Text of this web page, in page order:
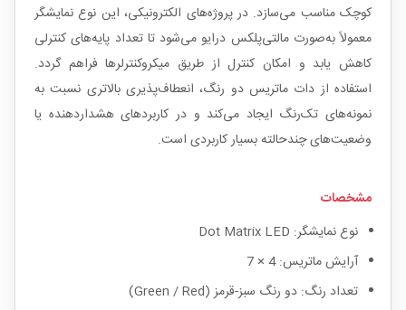
کوچک مناسب می‌سازد. در پروژه‌های الکترونیکی، این نوع نمایشگر
معمولاً به‌صورت مالتی‌پلکس درایو می‌شود تا تعداد پایه‌های کنترلی
کاهش یابد و امکان کنترل از طریق میکروکنترلرها فراهم گردد.
استفاده از دات ماتریس دو رنگ، انعطاف‌پذیری بالاتری نسبت به
نمونه‌های تک‌رنگ ایجاد می‌کند و در کاربردهای هشداردهنده یا
وضعیت‌های چندحالته بسیار کاربردی است.
مشخصات
نوع نمایشگر: Dot Matrix LED
آرایش ماتریس: 4 × 7
تعداد رنگ: دو رنگ سبز-قرمز (Green / Red)